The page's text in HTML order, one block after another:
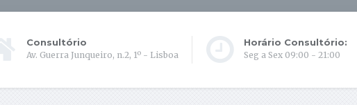
Consultório
Av. Guerra Junqueiro, n.2, 1º - Lisboa
Horário Consultório:
Seg a Sex 09:00 - 21:00